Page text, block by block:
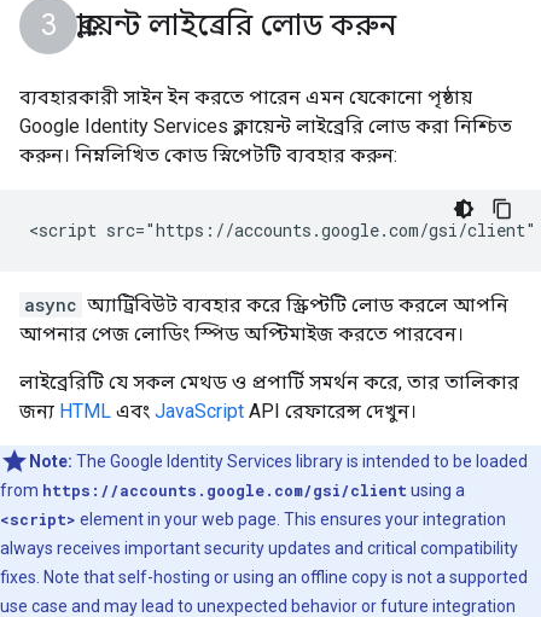
ক্লায়েন্ট লাইব্রেরি লোড করুন
ব্যবহারকারী সাইন ইন করতে পারেন এমন যেকোনো পৃষ্ঠায়
Google Identity Services ক্লায়েন্ট লাইব্রেরি লোড করা নিশ্চিত
করুন। নিম্নলিখিত কোড স্নিপেটটি ব্যবহার করুন:
async অ্যাট্রিবিউট ব্যবহার করে স্ক্রিপ্টটি লোড করলে আপনি
আপনার পেজ লোডিং স্পিড অপ্টিমাইজ করতে পারবেন।
লাইব্রেরিটি যে সকল মেথড ও প্রপার্টি সমর্থন করে, তার তালিকার
জন্য HTML এবং JavaScript API রেফারেন্স দেখুন।
Note: The Google Identity Services library is intended to be loaded
from https://accounts.google.com/gsi/client using a
<script> element in your web page. This ensures your integration
always receives important security updates and critical compatibility
fixes. Note that self-hosting or using an offline copy is not a supported
use case and may lead to unexpected behavior or future integration